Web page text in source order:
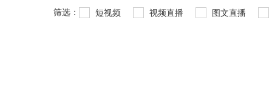
筛选： 短视频 视频直播 图文直播